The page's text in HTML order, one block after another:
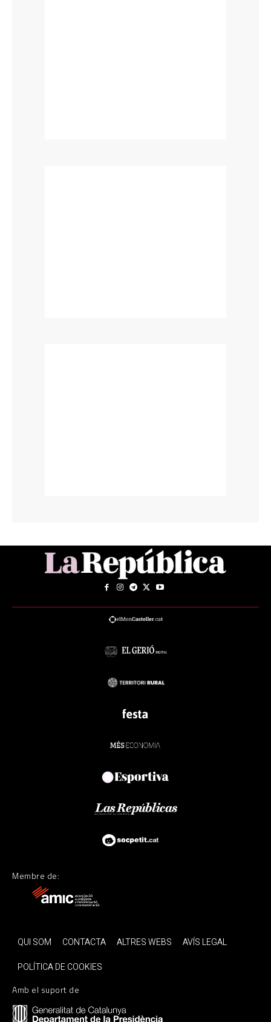
Membre de:
QUI SOM CONTACTA ALTRES WEBS
AVÍS LEGAL
POLÍTICA DE COOKIES
Amb el suport de